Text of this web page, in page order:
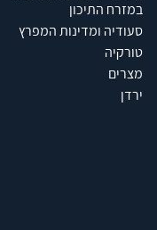
במזרח התיכון
סעודיה ומדינות המפרץ
טורקיה
מצרים
ירדן